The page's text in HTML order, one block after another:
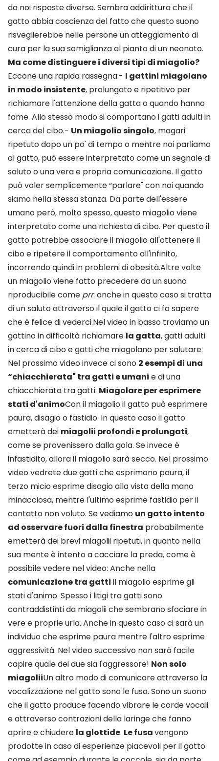
da noi risposte diverse. Sembra addirittura che il
gatto abbia coscienza del fatto che questo suono
risveglierebbe nelle persone un atteggiamento di
cura per la sua somiglianza al pianto di un neonato.
Ma come distinguere i diversi tipi di miagolio?
Eccone una rapida rassegna:- I gattini miagolano
in modo insistente, prolungato e ripetitivo per
richiamare l'attenzione della gatta o quando hanno
fame. Allo stesso modo si comportano i gatti adulti in
cerca del cibo.- Un miagolio singolo, magari
ripetuto dopo un po' di tempo o mentre noi parliamo
al gatto, può essere interpretato come un segnale di
saluto o una vera e propria comunicazione. Il gatto
può voler semplicemente “parlare" con noi quando
siamo nella stessa stanza. Da parte dell'essere
umano però, molto spesso, questo miagolio viene
interpretato come una richiesta di cibo. Per questo il
gatto potrebbe associare il miagolio all'ottenere il
cibo e ripetere il comportamento all'infinito,
incorrendo quindi in problemi di obesità.Altre volte
un miagolio viene fatto precedere da un suono
riproducibile come prr: anche in questo caso si tratta
di un saluto attraverso il quale il gatto ci fa sapere
che è felice di vederci.Nel video in basso troviamo un
gattino in difficoltà richiamare la gatta, gatti adulti
in cerca di cibo e gatti che miagolano per salutare:
Nel prossimo video invece ci sono 2 esempi di una
“chiacchierata" tra gatti e umani e di una
chiacchierata tra gatti: Miagolare per esprimere
stati d'animoCon il miagolio il gatto può esprimere
paura, disagio o fastidio. In questo caso il gatto
emetterà dei miagolii profondi e prolungati,
come se provenissero dalla gola. Se invece è
infastidito, allora il miagolio sarà secco. Nel prossimo
video vedrete due gatti che esprimono paura, il
terzo micio esprime disagio alla vista della mano
minacciosa, mentre l'ultimo esprime fastidio per il
contatto non voluto. Se vediamo un gatto intento
ad osservare fuori dalla finestra probabilmente
emetterà dei brevi miagolii ripetuti, in quanto nella
sua mente è intento a cacciare la preda, come è
possibile vedere nel video: Anche nella
comunicazione tra gatti il miagolio esprime gli
stati d'animo. Spesso i litigi tra gatti sono
contraddistinti da miagolii che sembrano sfociare in
vere e proprie urla. Anche in questo caso ci sarà un
individuo che esprime paura mentre l'altro esprime
aggressività. Nel video successivo non sarà facile
capire quale dei due sia l'aggressore! Non solo
miagoliiUn altro modo di comunicare attraverso la
vocalizzazione nel gatto sono le fusa. Sono un suono
che il gatto produce facendo vibrare le corde vocali
e attraverso contrazioni della laringe che fanno
aprire e chiudere la glottide. Le fusavengono
prodotte in caso di esperienze piacevoli per il gatto